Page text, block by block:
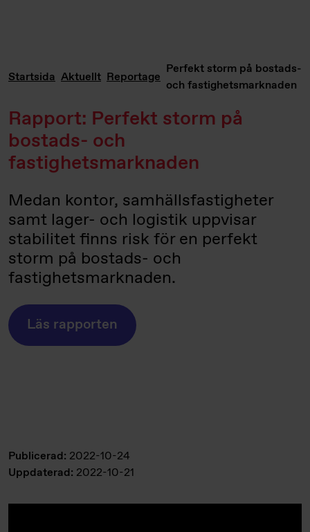
Startsida Aktuellt Reportage
Perfekt storm på bostads-
och fastighetsmarknaden
Rapport: Perfekt storm på
bostads- och
fastighetsmarknaden
Medan kontor, samhällsfastigheter
samt lager- och logistik uppvisar
stabilitet finns risk för en perfekt
storm på bostads- och
fastighetsmarknaden.
Läs rapporten
Publicerad: 2022-10-24
Uppdaterad: 2022-10-21